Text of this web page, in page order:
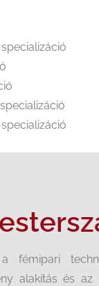
fémipari
alakítás és az